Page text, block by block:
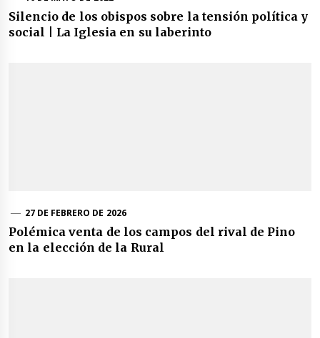
Silencio de los obispos sobre la tensión política y
social | La Iglesia en su laberinto
27 DE FEBRERO DE 2026
Polémica venta de los campos del rival de Pino
en la elección de la Rural